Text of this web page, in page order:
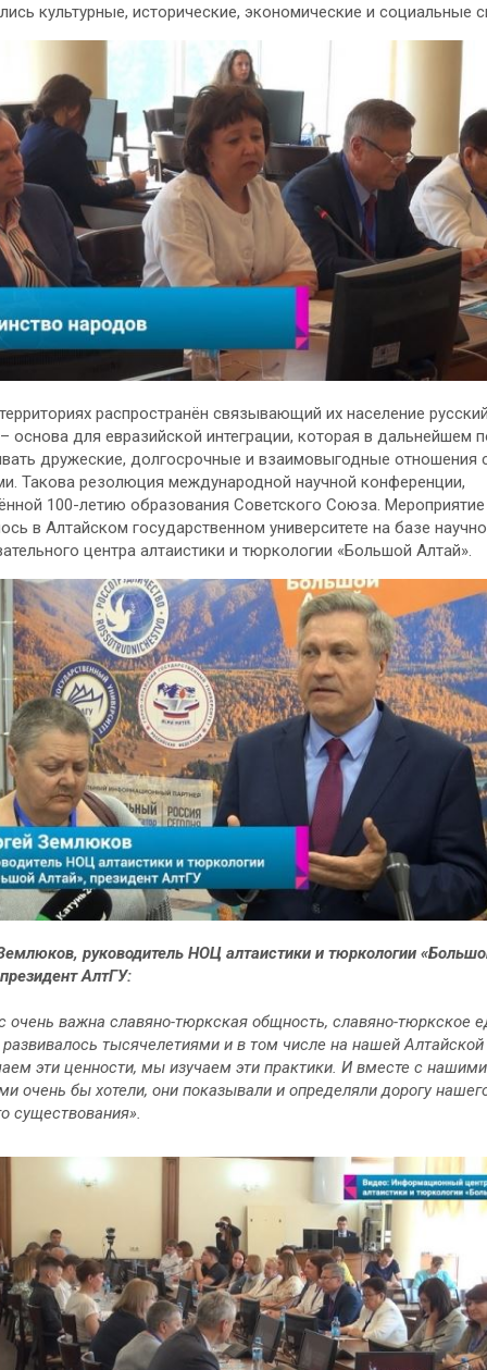
культурные, исторические, экономические и социальные
распространён связывающий их население
основа для евразийской интеграции, которая в дальнейшем
дружеские, долгосрочные и взаимовыгодные отношения
Такова резолюция международной научной конференции,
100-летию образования Советского Союза. Мероприятие
в Алтайском государственном университете на базе
центра алтаистики и тюркологии «Большой Алтай».
руководитель НОЦ алтаистики и тюркологии
АлтГУ:
очень важна славяно-тюркская общность, славяно-тюркское
развивалось тысячелетиями и в том числе на нашей
эти ценности, мы изучаем эти практики. И вместе с нашими
очень бы хотели, они показывали и определяли дорогу
существования».